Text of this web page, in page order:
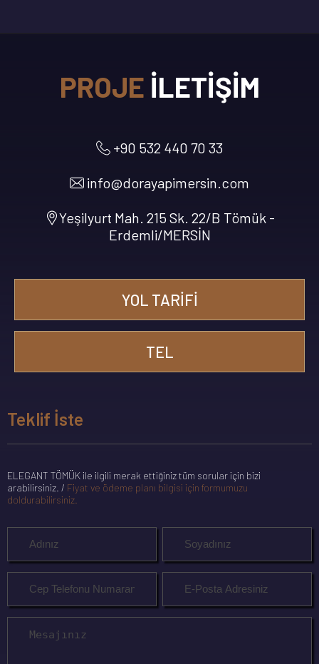
PROJE İLETIŞIM
+90 532 440 70 33
info@dorayapimersin.com
Yeşilyurt Mah. 215 Sk. 22/B Tömük -
Erdemli/MERSİN
YOL TARIFI
TEL
Teklif İste
ELEGANT TÖMÜK ile ilgili merak ettiğiniz tüm sorular için bizi
arabilirsiniz. / Fiyat ve ödeme planı bilgisi için formumuzu
doldurabilirsiniz.